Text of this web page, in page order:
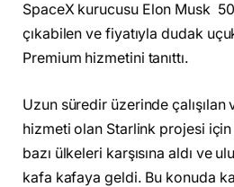
SpaceX kurucusu Elon Musk
çıkabilen ve fiyatıyla dudak
Premium hizmetini tanıttı.
Uzun süredir üzerinde çalışılan
hizmeti olan Starlink projesi
bazı ülkeleri karşısına aldı ve
kafa kafaya geldi. Bu konuda